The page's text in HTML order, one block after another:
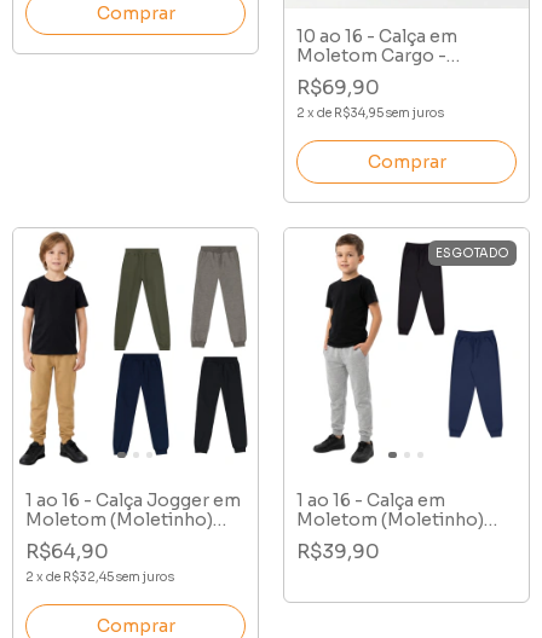
Comprar
10 ao 16 - Calça em
Moletom Cargo -
Peluciada
R$69,90
2 x de R$34,95sem juros
Comprar
1 ao 16 - Calça Jogger em
Moletom (Moletinho)
Premium - Sem Pelúcia
R$64,90
2 x de R$32,45sem juros
Comprar
ESGOTADO
1 ao 16 - Calça em
Moletom (Moletinho)
com Bolso - Sem Pelúcia
R$39,90